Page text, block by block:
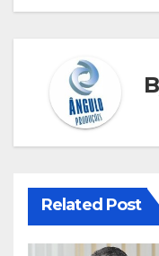
Related Post